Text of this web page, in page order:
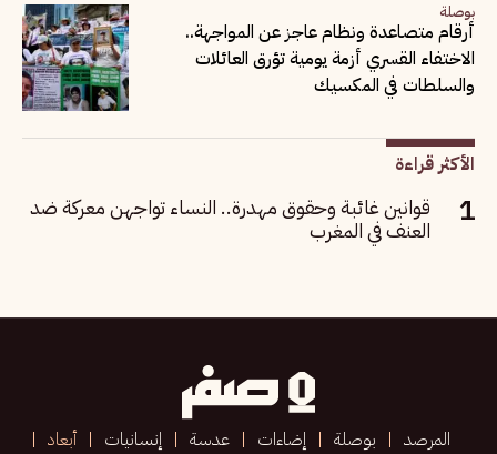
بوصلة
أرقام متصاعدة ونظام عاجز عن المواجهة..
الاختفاء القسري أزمة يومية تؤرق العائلات
والسلطات في المكسيك
الأكثر قراءة
قوانين غائبة وحقوق مهدرة.. النساء تواجهن معركة ضد
العنف في المغرب
المرصد بوصلة إضاءات عدسة إنسانيات
أبعاد